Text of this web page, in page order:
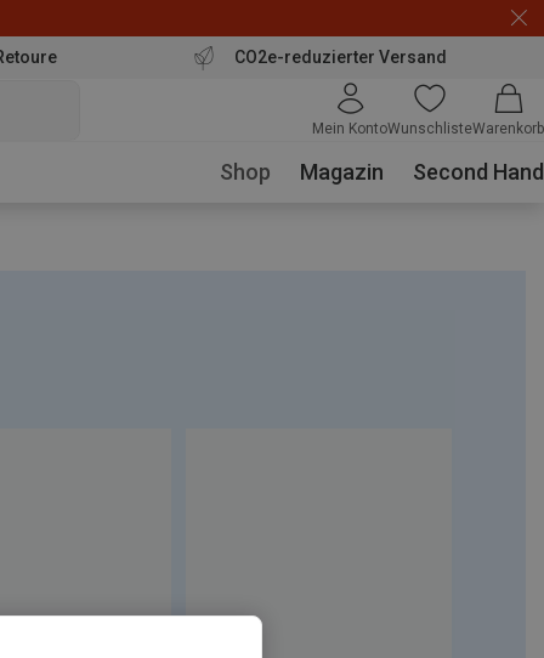
CO2e-reduzierter Versand
Mein KontoWunschlisteWarenkorb
Shop Magazin Second Hand